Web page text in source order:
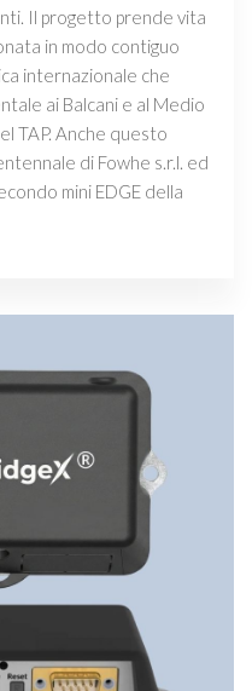
Il progetto prende vita
in modo contiguo
internazionale che
ai Balcani e al Medio
TAP. Anche questo
di Fowhe s.r.l. ed
mini EDGE della